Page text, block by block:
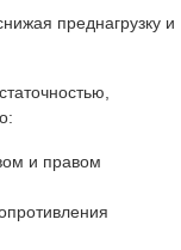
преднагрузку и
и правом